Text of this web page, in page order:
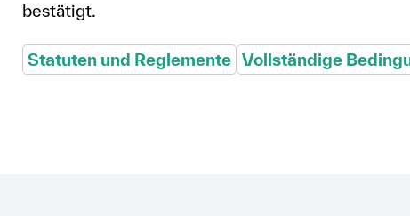
bestätigt.
Statuten und Reglemente Vollständige